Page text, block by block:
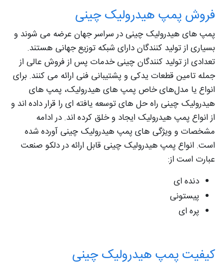
فروش پمپ هیدرولیک چینی
پمپ های هیدرولیک چینی در سراسر جهان عرضه می شوند و
بسیاری از تولید کنندگان دارای شبکه توزیع جهانی هستند.
تعدادی از تولید کنندگان چینی خدمات پس از فروش عالی از
جمله تامین قطعات یدکی و پشتیبانی فنی ارائه می کنند. برای
انواع یا مدل‌های خاص پمپ‌ های هیدرولیک، پمپ های
هیدرولیک چینی راه حل های توسعه یافته ای را قرار داده اند و
از انواع پمپ هیدرولیک ایجاد و خلق کرده اند. در ادامه
مشخصات و ویژگی های پمپ هیدرولیک چینی آورده شده
است. انواع پمپ هیدرولیک چینی قابل ارائه در دلکو صنعت
عبارت است از:
دنده ای
پیستونی
پره ای
کیفیت پمپ هیدرولیک چینی